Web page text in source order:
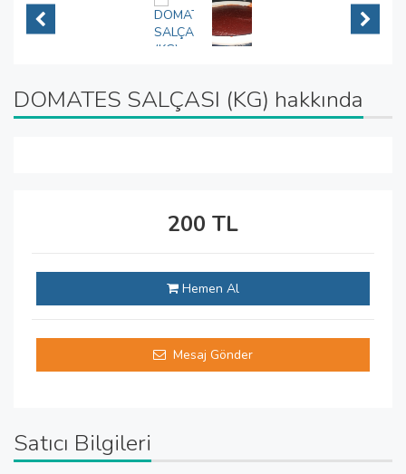
DOMATES SALÇASI (KG) hakkında
200 TL
Hemen Al
Mesaj Gönder
Satıcı Bilgileri